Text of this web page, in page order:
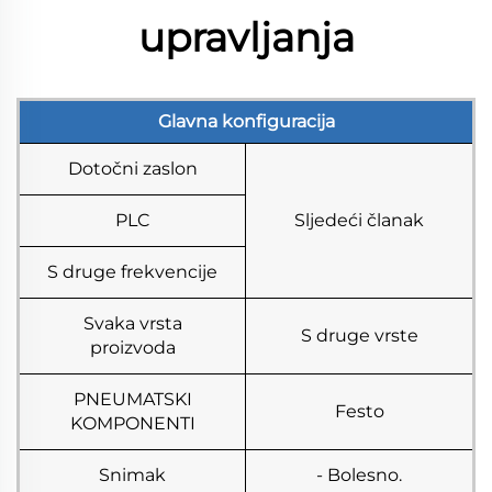
upravljanja
Glavna konfiguracija
Dotočni zaslon
Sljedeći članak
PLC
S druge frekvencije
Svaka vrsta
proizvoda
S druge vrste
PNEUMATSKI
KOMPONENTI
Festo
Snimak - Bolesno.